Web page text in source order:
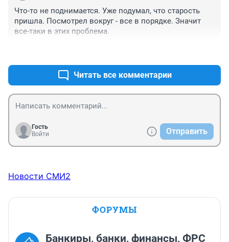
Что-то не поднимается. Уже подумал, что старость
пришла. Посмотрел вокруг - все в порядке. Значит
все-таки в этих проблема.
Читать все комментарии
Гость
Войти
Отправить
Новости СМИ2
ФОРУМЫ
Банкиры, банки, финансы, ФРС